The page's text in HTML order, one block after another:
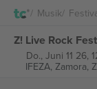
Musik
Z! Live Rock
Do., Juni 11 26,
IFEZA, Zamora,